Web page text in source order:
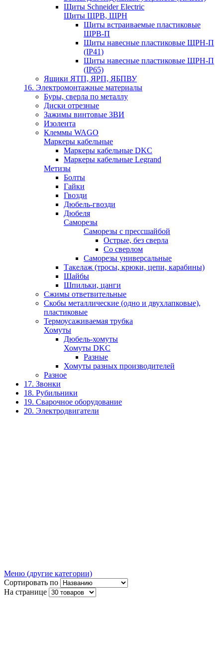
Щиты Schneider Electric
Щиты ЩРВ, ЩРН
Щиты встраиваемые пластиковые
ЩРВ-П
Щиты навесные пластиковые ЩРН-П
(IP41)
Щиты навесные пластиковые ЩРН-П
(IP65)
Ящики ЯТП, ЯРП, ЯБПВУ
16. Электромонтажные материалы
Буры, сверла по металлу
Диски отрезные
Зажимы винтовые ЗВИ
Изолента
Клеммы WAGO
Маркеры кабельные
Маркеры кабельные DKC
Маркеры кабельные Legrand
Метизы
Болты
Гайки
Гвозди
Дюбель-гвозди
Дюбеля
Саморезы
Саморезы с прессшайбой
Острые, без сверла
Со сверлом
Саморезы универсальные
Такелаж (тросы, крюки, цепи, карабины)
Шайбы
Шпильки, цанги
Сжимы ответвительные
Скобы металлические (одно и двухлапковые),
пластиковые
Термоусаживаемая трубка
Хомуты
Дюбель-хомуты
Хомуты DKC
Разные
Хомуты разных производителей
Разное
17. Звонки
18. Рубильники
19. Сварочное оборудование
20. Электродвигатели
Меню (другие категории)
Сортировать по
На странице